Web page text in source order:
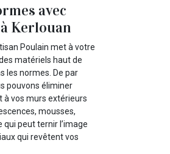
avec
Kerlouan
Poulain met à votre
matériels haut de
les normes. De par
pouvons éliminer
à vos murs extérieurs
mousses,
peut ternir l’image
qui revêtent vos